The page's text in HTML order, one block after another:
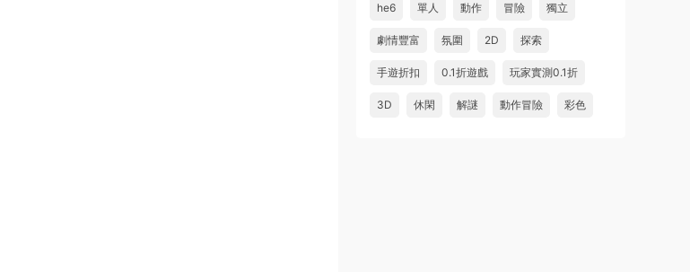
he6 單人 動作 冒險 獨立
劇情豐富 氛圍 2D 探索
手遊折扣 0.1折遊戲 玩家實測0.1折
3D 休閑 解謎 動作冒險 彩色